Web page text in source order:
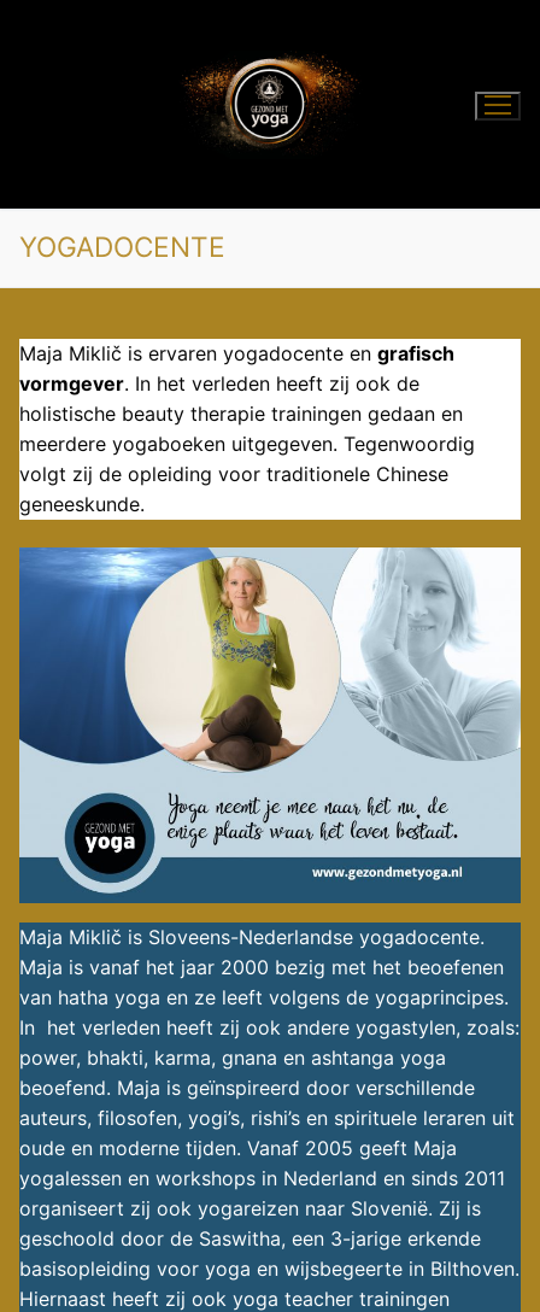
YOGADOCENTE
Maja Miklič is ervaren yogadocente en grafisch
vormgever. In het verleden heeft zij ook de
holistische beauty therapie trainingen gedaan en
meerdere yogaboeken uitgegeven. Tegenwoordig
volgt zij de opleiding voor traditionele Chinese
geneeskunde.
Maja Miklič is Sloveens-Nederlandse yogadocente.
Maja is vanaf het jaar 2000 bezig met het beoefenen
van hatha yoga en ze leeft volgens de yogaprincipes.
In het verleden heeft zij ook andere yogastylen, zoals:
power, bhakti, karma, gnana en ashtanga yoga
beoefend. Maja is geïnspireerd door verschillende
auteurs, filosofen, yogi’s, rishi’s en spirituele leraren uit
oude en moderne tijden. Vanaf 2005 geeft Maja
yogalessen en workshops in Nederland en sinds 2011
organiseert zij ook yogareizen naar Slovenië. Zij is
geschoold door de Saswitha, een 3-jarige erkende
basisopleiding voor yoga en wijsbegeerte in Bilthoven.
Hiernaast heeft zij ook yoga teacher trainingen